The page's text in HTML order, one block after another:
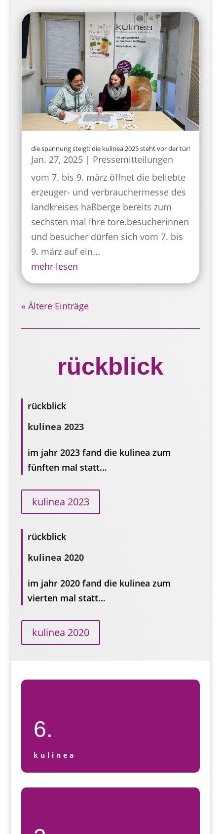
die spannung steigt: die kulinea 2025 steht vor der tür!
Jan. 27, 2025| Pressemitteilungen
vom 7. bis 9. märz öffnet die beliebte
erzeuger- und verbrauchermesse des
landkreises haßberge bereits zum
sechsten mal ihre tore.besucherinnen
und besucher dürfen sich vom 7. bis
9. märz auf ein...
mehr lesen
« Ältere Einträge
rückblick
rückblick
kulinea 2023
im jahr 2023 fand die kulinea zum
fünften mal statt…
kulinea 2023
rückblick
kulinea 2020
im jahr 2020 fand die kulinea zum
vierten mal statt…
kulinea 2020
6.
kulinea